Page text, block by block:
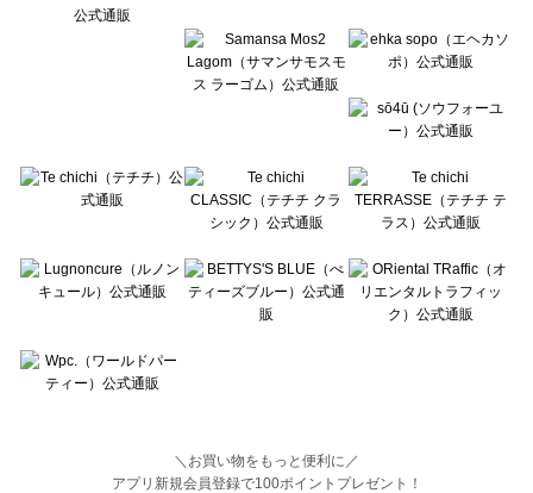
Wpc.（ワールドパーティー）のアウター一覧
＼お買い物をもっと便利に／
アプリ新規会員登録で100ポイントプレゼント！